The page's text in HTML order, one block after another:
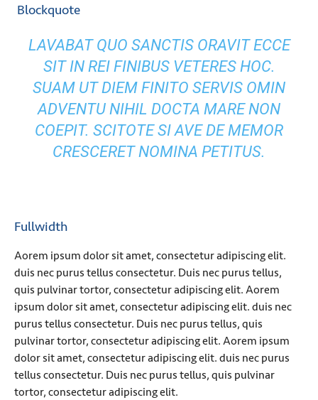
Blockquote
LAVABAT QUO SANCTIS ORAVIT ECCE
SIT IN REI FINIBUS VETERES HOC.
SUAM UT DIEM FINITO SERVIS OMIN
ADVENTU NIHIL DOCTA MARE NON
COEPIT. SCITOTE SI AVE DE MEMOR
CRESCERET NOMINA PETITUS.
Fullwidth
Aorem ipsum dolor sit amet, consectetur adipiscing elit.
duis nec purus tellus consectetur. Duis nec purus tellus,
quis pulvinar tortor, consectetur adipiscing elit. Aorem
ipsum dolor sit amet, consectetur adipiscing elit. duis nec
purus tellus consectetur. Duis nec purus tellus, quis
pulvinar tortor, consectetur adipiscing elit. Aorem ipsum
dolor sit amet, consectetur adipiscing elit. duis nec purus
tellus consectetur. Duis nec purus tellus, quis pulvinar
tortor, consectetur adipiscing elit.